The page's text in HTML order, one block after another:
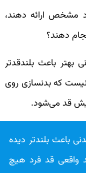
مشخص ارائه دهند،
دهند؟
بهتر باعث بلندقدتر
که بدنسازی روی
قد می‌شود.
باعث بلندتر دیده
قد فرد هیچ